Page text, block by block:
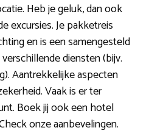
Heb je geluk, dan ook
excursies. Je pakketreis
en is een samengesteld
diensten (bijv.
Aantrekkelijke aspecten
Vaak is er ter
Boek jij ook een hotel
onze aanbevelingen.